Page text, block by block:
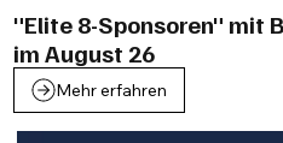
"Elite 8-Sponsoren" mit
im August 26
Mehr erfahren